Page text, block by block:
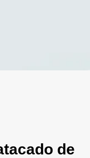
de